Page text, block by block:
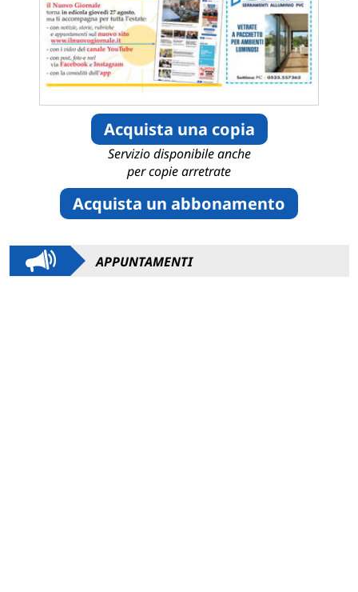
Acquista una copia
Servizio disponibile anche
per copie arretrate
Acquista un abbonamento
APPUNTAMENTI